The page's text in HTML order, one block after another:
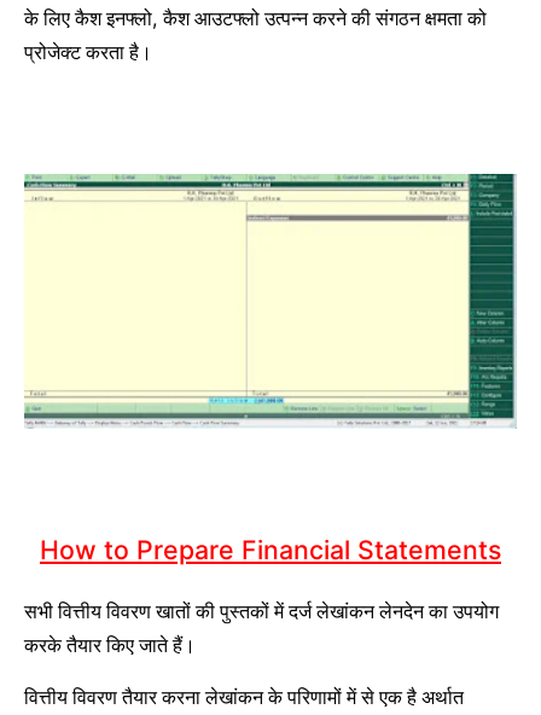
के लिए कैश इनफ्लो,कैश आउटफ्लो उत्पन्न करने की संगठन क्षमता को
प्रोजेक्ट करता है।
How to Prepare Financial Statements
सभी वित्तीय विवरण खातों की पुस्तकों में दर्ज लेखांकन लेनदेन का उपयोग
करके तैयार किए जाते हैं।
वित्तीय विवरण तैयार करना लेखांकन के परिणामों में से एक है अर्थात